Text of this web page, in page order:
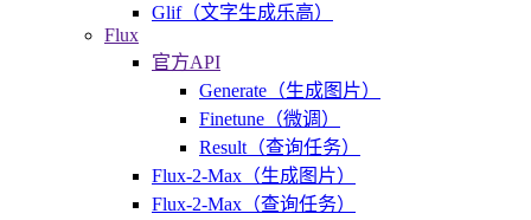
Glif（文字生成乐高）
Flux
官方API
Generate（生成图片）
Finetune（微调）
Result（查询任务）
Flux-2-Max（生成图片）
Flux-2-Max（查询任务）